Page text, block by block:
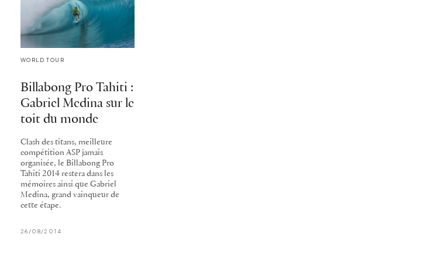
WORLD TOUR
Billabong Pro Tahiti :
Gabriel Medina sur le
toit du monde
Clash des titans, meilleure
compétition ASP jamais
organisée, le Billabong Pro
Tahiti 2014 restera dans les
mémoires ainsi que Gabriel
Medina, grand vainqueur de
cette étape.
26/08/2014